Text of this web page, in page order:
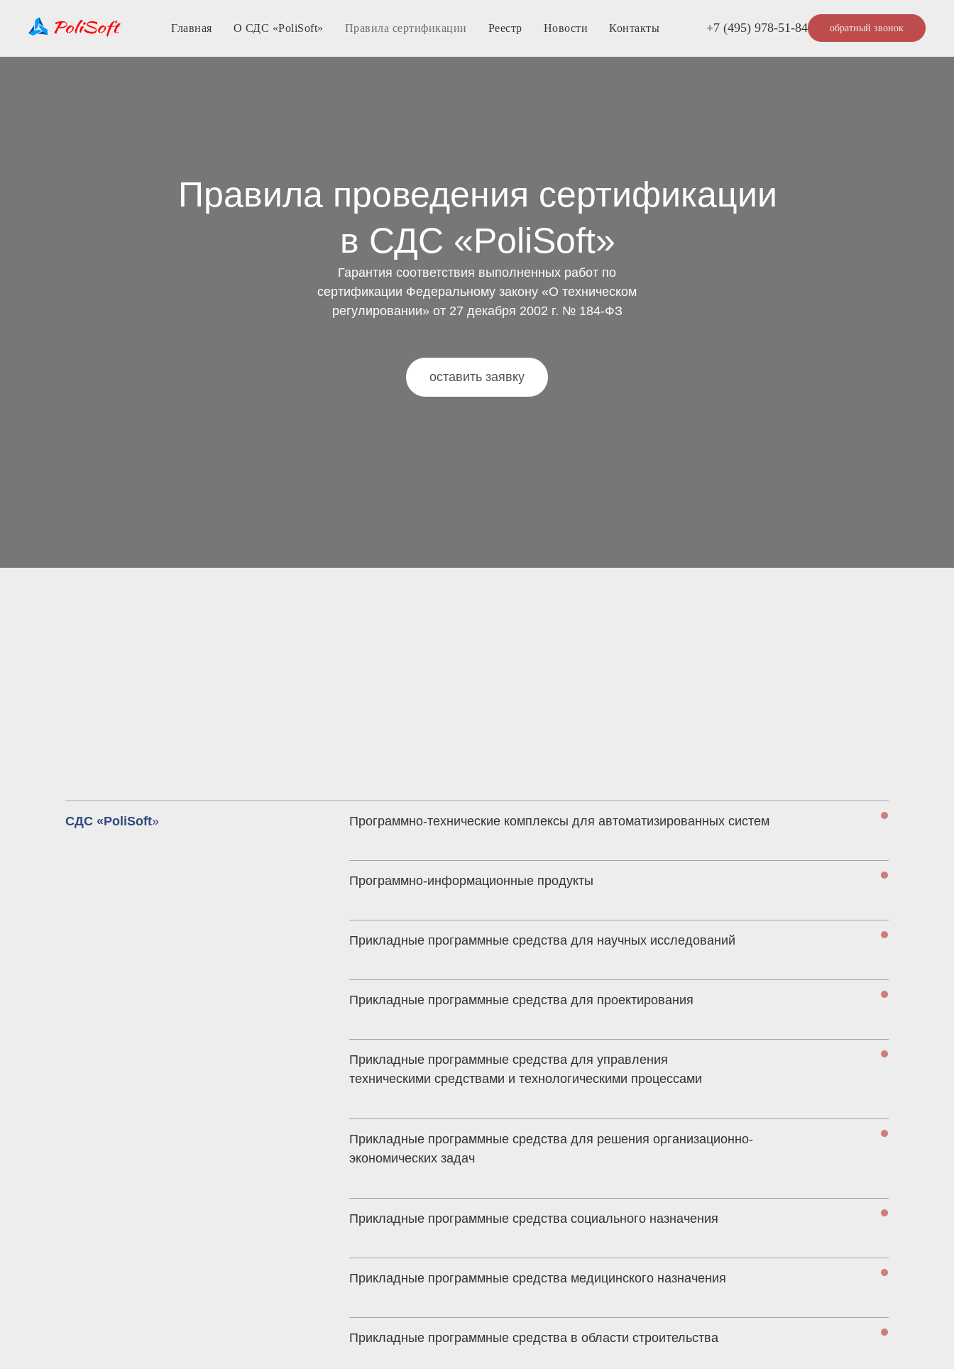
Главная О СДС «PoliSoft» Правила сертификации Реестр Новости Контакты +7 (495) 978-51-84 обратный звонок
Правила проведения сертификации
в СДС «PoliSoft»
оставить заявку
Гарантия соответствия выполненных работ по
сертификации Федеральному закону «О техническом
регулировании» от 27 декабря 2002 г. № 184-ФЗ
Программно-технические комплексы для автоматизированных систем
Программно-информационные продукты
Прикладные программные средства для научных исследований
Прикладные программные средства для проектирования
Прикладные программные средства для управления
техническими средствами и технологическими процессами
Прикладные программные средства для решения организационно-
экономических задач
Прикладные программные средства социального назначения
Прикладные программные средства медицинского назначения
Прикладные программные средства в области строительства
СДС «PoliSoft»